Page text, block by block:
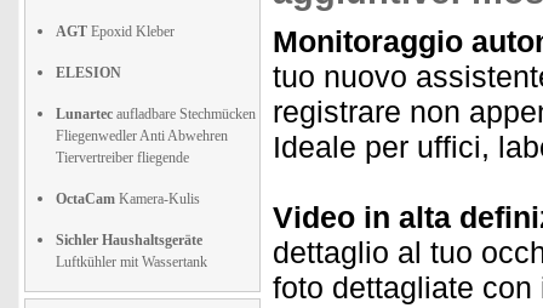
AGT Epoxid Kleber
ELESION
Lunartec aufladbare Stechmücken
Fliegenwedler Anti Abwehren
Tiervertreiber fliegende
OctaCam Kamera-Kulis
Sichler Haushaltsgeräte
Luftkühler mit Wassertank
Monitoraggio
tuo nuovo
registrare non
Ideale per uffici,
Video in alta
dettaglio al tuo
foto dettagliate